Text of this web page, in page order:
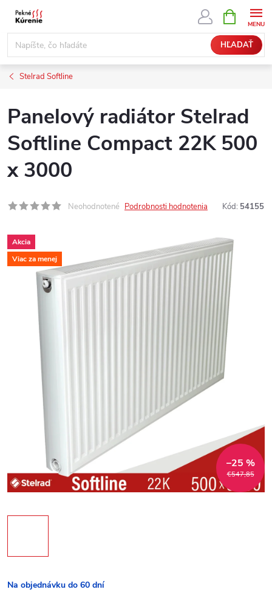
Prejsť
obsah
HĽADAŤ
KOŠÍK
Stelrad Softline
Panelový radiátor Stelrad
Softline Compact 22K 500
x 3000
Neohodnotené Podrobnosti hodnotenia Kód: 54155
Akcia
Viac za menej
€547,85
–25 %
Na objednávku do 60 dní